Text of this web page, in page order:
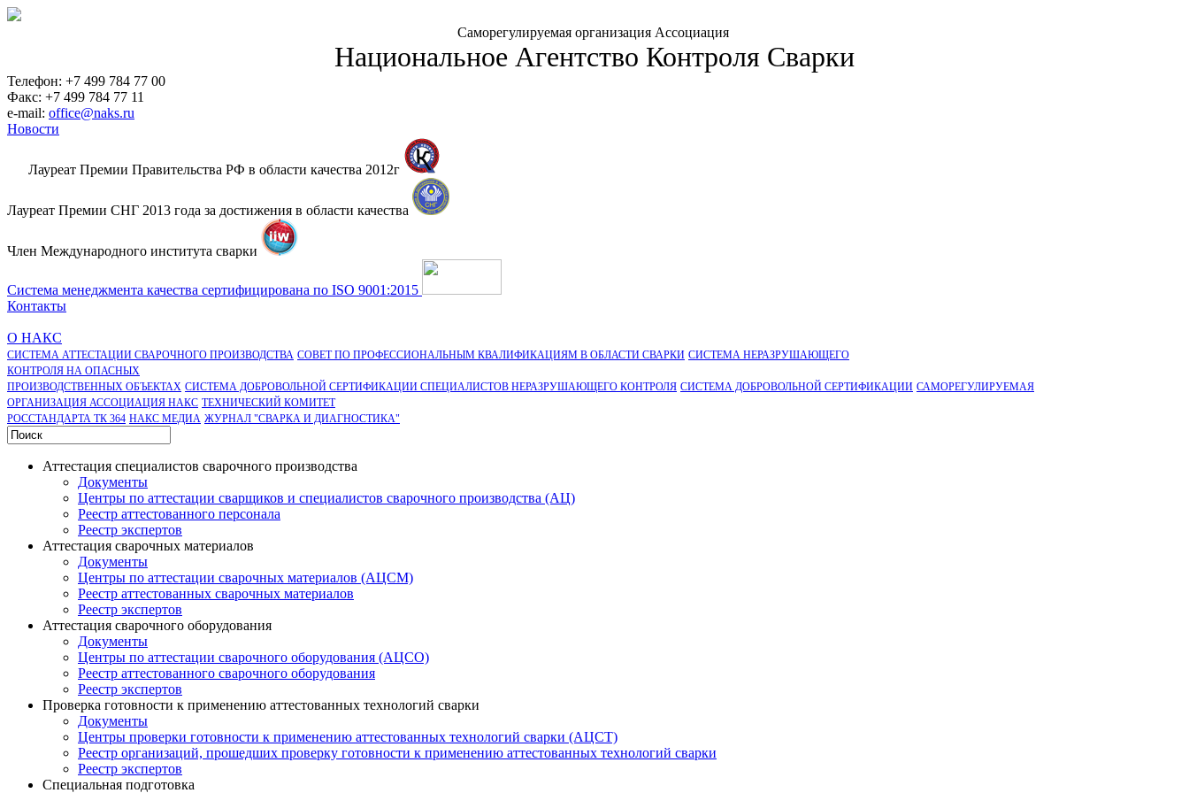
Саморегулируемая организация Ассоциация
Национальное Агентство Контроля Сварки
Телефон: +7 499 784 77 00
Факс: +7 499 784 77 11
e-mail: office@naks.ru
Новости
Лауреат Премии Правительства РФ в области качества 2012г
Лауреат Премии СНГ 2013 года за достижения в области качества
Член Международного института сварки
Система менеджмента качества сертифицирована по ISO 9001:2015
Контакты
О НАКС
СИСТЕМА АТТЕСТАЦИИ СВАРОЧНОГО ПРОИЗВОДСТВА СОВЕТ ПО ПРОФЕССИОНАЛЬНЫМ КВАЛИФИКАЦИЯМ В ОБЛАСТИ СВАРКИ СИСТЕМА НЕРАЗРУШАЮЩЕГО
КОНТРОЛЯ НА ОПАСНЫХ
ПРОИЗВОДСТВЕННЫХ ОБЪЕКТАХ СИСТЕМА ДОБРОВОЛЬНОЙ СЕРТИФИКАЦИИ СПЕЦИАЛИСТОВ НЕРАЗРУШАЮЩЕГО КОНТРОЛЯ СИСТЕМА ДОБРОВОЛЬНОЙ CЕРТИФИКАЦИИ САМОРЕГУЛИРУЕМАЯ
ОРГАНИЗАЦИЯ АССОЦИАЦИЯ НАКС ТЕХНИЧЕСКИЙ КОМИТЕТ
РОССТАНДАРТА ТК 364 НАКС МЕДИА ЖУРНАЛ "СВАРКА И ДИАГНОСТИКА"
Аттестация специалистов сварочного производства
Документы
Центры по аттестации сварщиков и специалистов сварочного производства (АЦ)
Реестр аттестованного персонала
Реестр экспертов
Аттестация сварочных материалов
Документы
Центры по аттестации сварочных материалов (АЦСМ)
Реестр аттестованных сварочных материалов
Реестр экспертов
Аттестация сварочного оборудования
Документы
Центры по аттестации сварочного оборудования (АЦСО)
Реестр аттестованного сварочного оборудования
Реестр экспертов
Проверка готовности к применению аттестованных технологий сварки
Документы
Центры проверки готовности к применению аттестованных технологий сварки (АЦСТ)
Реестр организаций, прошедших проверку готовности к применению аттестованных технологий сварки
Реестр экспертов
Специальная подготовка